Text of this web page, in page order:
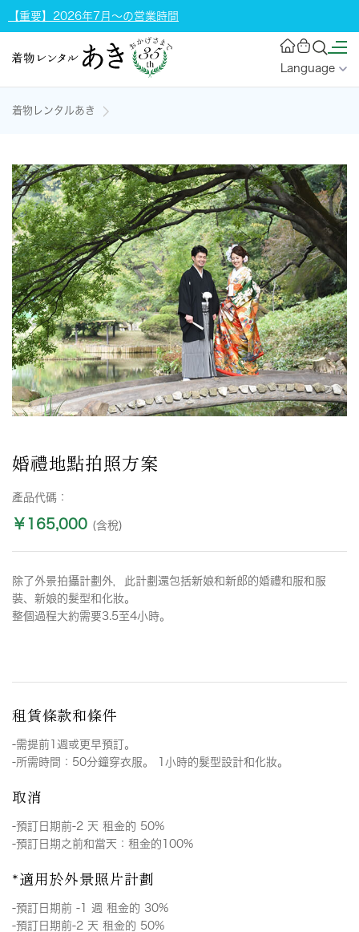
【重要】2026年7月～の営業時間
Language
着物レンタルあき
婚禮地點拍照方案
產品代碼：
￥165,000 (含稅)
除了外景拍攝計劃外，此計劃還包括新娘和新郎的婚禮和服和服
裝、新娘的髮型和化妝。
整個過程大約需要3.5至4小時。
租賃條款和條件
-需提前1週或更早預訂。
-所需時間：50分鐘穿衣服。 1小時的髮型設計和化妝。
取消
-預訂日期前-2 天 租金的 50%
-預訂日期之前和當天：租金的100%
*適用於外景照片計劃
-預訂日期前 -1 週 租金的 30%
-預訂日期前-2 天 租金的 50%